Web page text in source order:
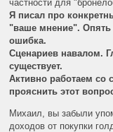
частности для
Я писал про
"ваше мнение". Опять
ошибка.
Сценариев навалом.
существует.
Активно работаем со
прояснить этот
Михаил, вы забыли
доходов от покупки